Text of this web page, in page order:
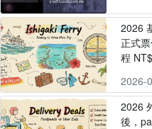
2026
正式
程
2026-
2026
後，